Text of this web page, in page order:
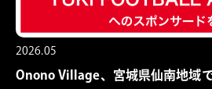
2026.05
Onono Village、宮城県仙南地域